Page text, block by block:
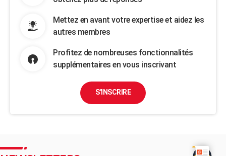
Mettez en avant votre expertise et aidez les
autres membres
Profitez de nombreuses fonctionnalités
supplémentaires en vous inscrivant
S'INSCRIRE